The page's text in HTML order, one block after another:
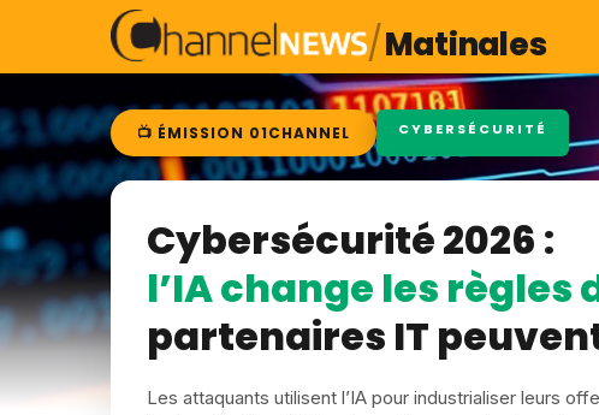
/Matinales
📺 ÉMISSION 01CHANNEL CYBERSÉCURITÉ
Cybersécurité 2026 :
l’IA change les règles
partenaires IT
Les attaquants utilisent l’IA pour industrialiser leurs